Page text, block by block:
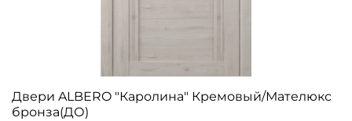
Двери ALBERO "Каролина" Кремовый/Мателюкс
бронза(ДО)